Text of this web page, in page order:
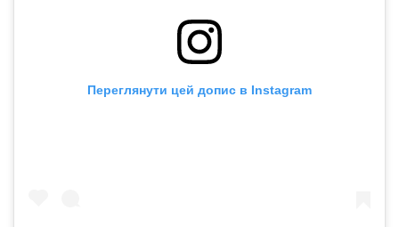
Переглянути цей допис в Instagram